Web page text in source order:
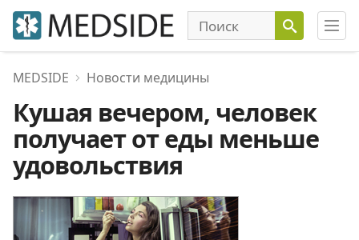
MEDSIDE Новости медицины
Кушая вечером, человек
получает от еды меньше
удовольствия